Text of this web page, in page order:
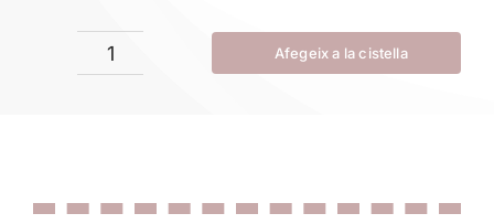
quantitat
del
Afegeix a la cistella